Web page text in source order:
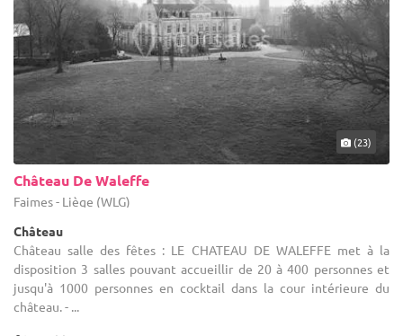
(23)
Château De Waleffe
Faimes - Liège (WLG)
Château
Château salle des fêtes : LE CHATEAU DE WALEFFE met à la
disposition 3 salles pouvant accueillir de 20 à 400 personnes et
jusqu'à 1000 personnes en cocktail dans la cour intérieure du
château. - ...